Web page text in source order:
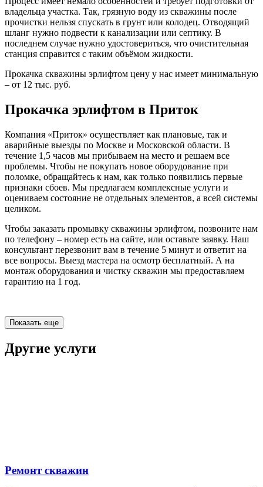
владельца участка. Так, грязную воду из скважины после
прочистки нельзя спускать в грунт или колодец. Отводящий
шланг нужно подвести к канализации или септику. В
последнем случае нужно удостовериться, что очистительная
станция справится с таким объёмом жидкости.
Прокачка скважины эрлифтом цену у нас имеет минимальную
– от 12 тыс. руб.
Прокачка эрлифтом в Приток
Компания «Приток» осуществляет как плановые, так и
аварийные выезды по Москве и Московской области. В
течение 1,5 часов мы прибываем на место и решаем все
проблемы. Чтобы не покупать новое оборудование при
поломке, обращайтесь к нам, как только появились первые
признаки сбоев. Мы предлагаем комплексные услуги и
оцениваем состояние не отдельных элементов, а всей системы
целиком.
Чтобы заказать промывку скважины эрлифтом, позвоните нам
по телефону – номер есть на сайте, или оставьте заявку. Наш
консультант перезвонит вам в течение 5 минут и ответит на
все вопросы. Выезд мастера на осмотр бесплатный. А на
монтаж оборудования и чистку скважин мы предоставляем
гарантию на 1 год.
Показать еще
Другие услуги
Ремонт скважин